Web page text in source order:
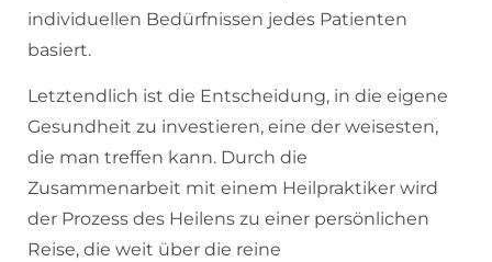
individuellen Bedürfnissen jedes Patienten
basiert.
Letztendlich ist die Entscheidung, in die eigene
Gesundheit zu investieren, eine der weisesten,
die man treffen kann. Durch die
Zusammenarbeit mit einem Heilpraktiker wird
der Prozess des Heilens zu einer persönlichen
Reise, die weit über die reine